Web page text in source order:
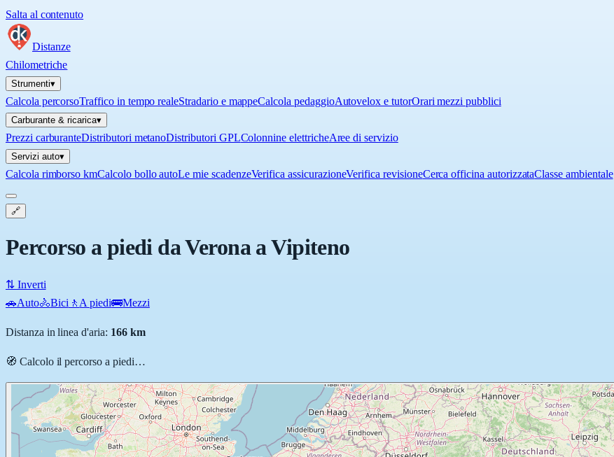
Salta al contenuto
Distanze
Chilometriche
Strumenti▾
Calcola percorsoTraffico in tempo realeStradario e mappeCalcola pedaggioAutovelox e tutorOrari mezzi pubblici
Carburante & ricarica▾
Prezzi carburanteDistributori metanoDistributori GPLColonnine elettricheAree di servizio
Servizi auto▾
Calcola rimborso kmCalcolo bollo autoLe mie scadenzeVerifica assicurazioneVerifica revisioneCerca officina autorizzataClasse ambientale
🔗
Percorso a piedi da Verona a Vipiteno
⇅ Inverti
🚗Auto🚴Bici 🚶 A piedi🚌Mezzi
Distanza in linea d'aria: 166km
🧭 Calcolo il percorso a piedi…